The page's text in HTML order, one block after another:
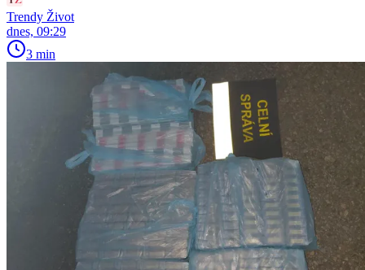
Trendy Život
dnes, 09:29
3 min